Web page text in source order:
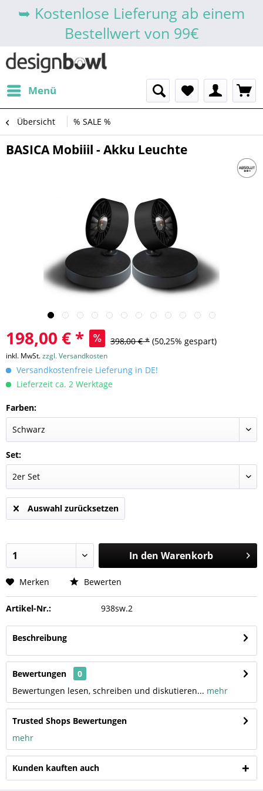
➥ Kostenlose Lieferung ab einem
Bestellwert von 99€
Menü
Übersicht % SALE %
BASICA Mobiiil - Akku Leuchte
198,00 € * 398,00 € * (50,25% gespart)
inkl. MwSt.zzgl. Versandkosten
Versandkostenfreie Lieferung in DE!
Lieferzeit ca. 2 Werktage
Farben:
Set:
Auswahl zurücksetzen
In den Warenkorb
Merken Bewerten
Artikel-Nr.: 938sw.2
Beschreibung
Bewertungen
0
Bewertungen lesen, schreiben und diskutieren... mehr
Trusted Shops Bewertungen
mehr
Kunden kauften auch